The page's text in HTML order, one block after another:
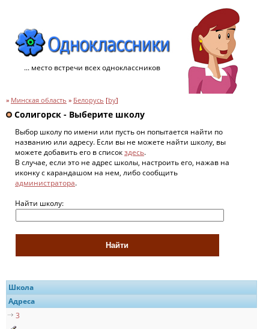
... место встречи всех одноклассников
» Минская область » Белорусь [by]
Солигорск - Выберите школу
Выбор школу по имени или пусть он попытается найти по
названию или адресу. Если вы не можете найти школу, вы
можете добавить его в списокздесь.
В случае, если это не адрес школы, настроить его, нажав на
иконку с карандашом на нем, либо сообщить
администратора.
Найти школу:
Школа
Адреса
3